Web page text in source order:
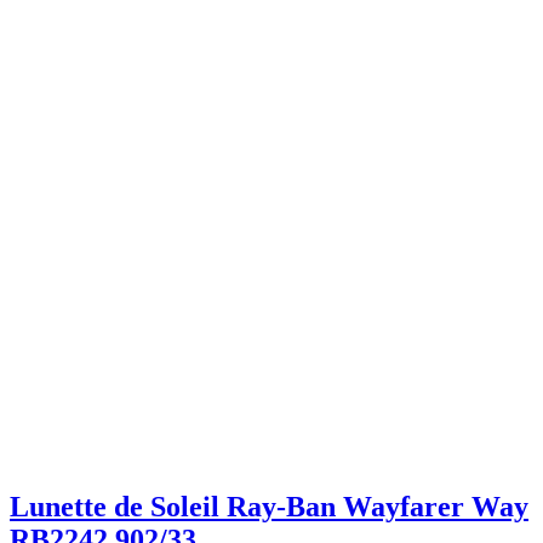
Lunette de Soleil Ray-Ban Wayfarer Way